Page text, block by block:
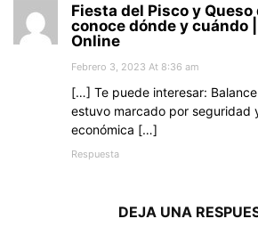
Fiesta del Pisco y
conoce dónde y cuándo
Online
Febrero 3, 2023 At 8:36 am
[…] Te puede interesar:
estuvo marcado por seguridad
económica […]
Respuesta
DEJA UNA